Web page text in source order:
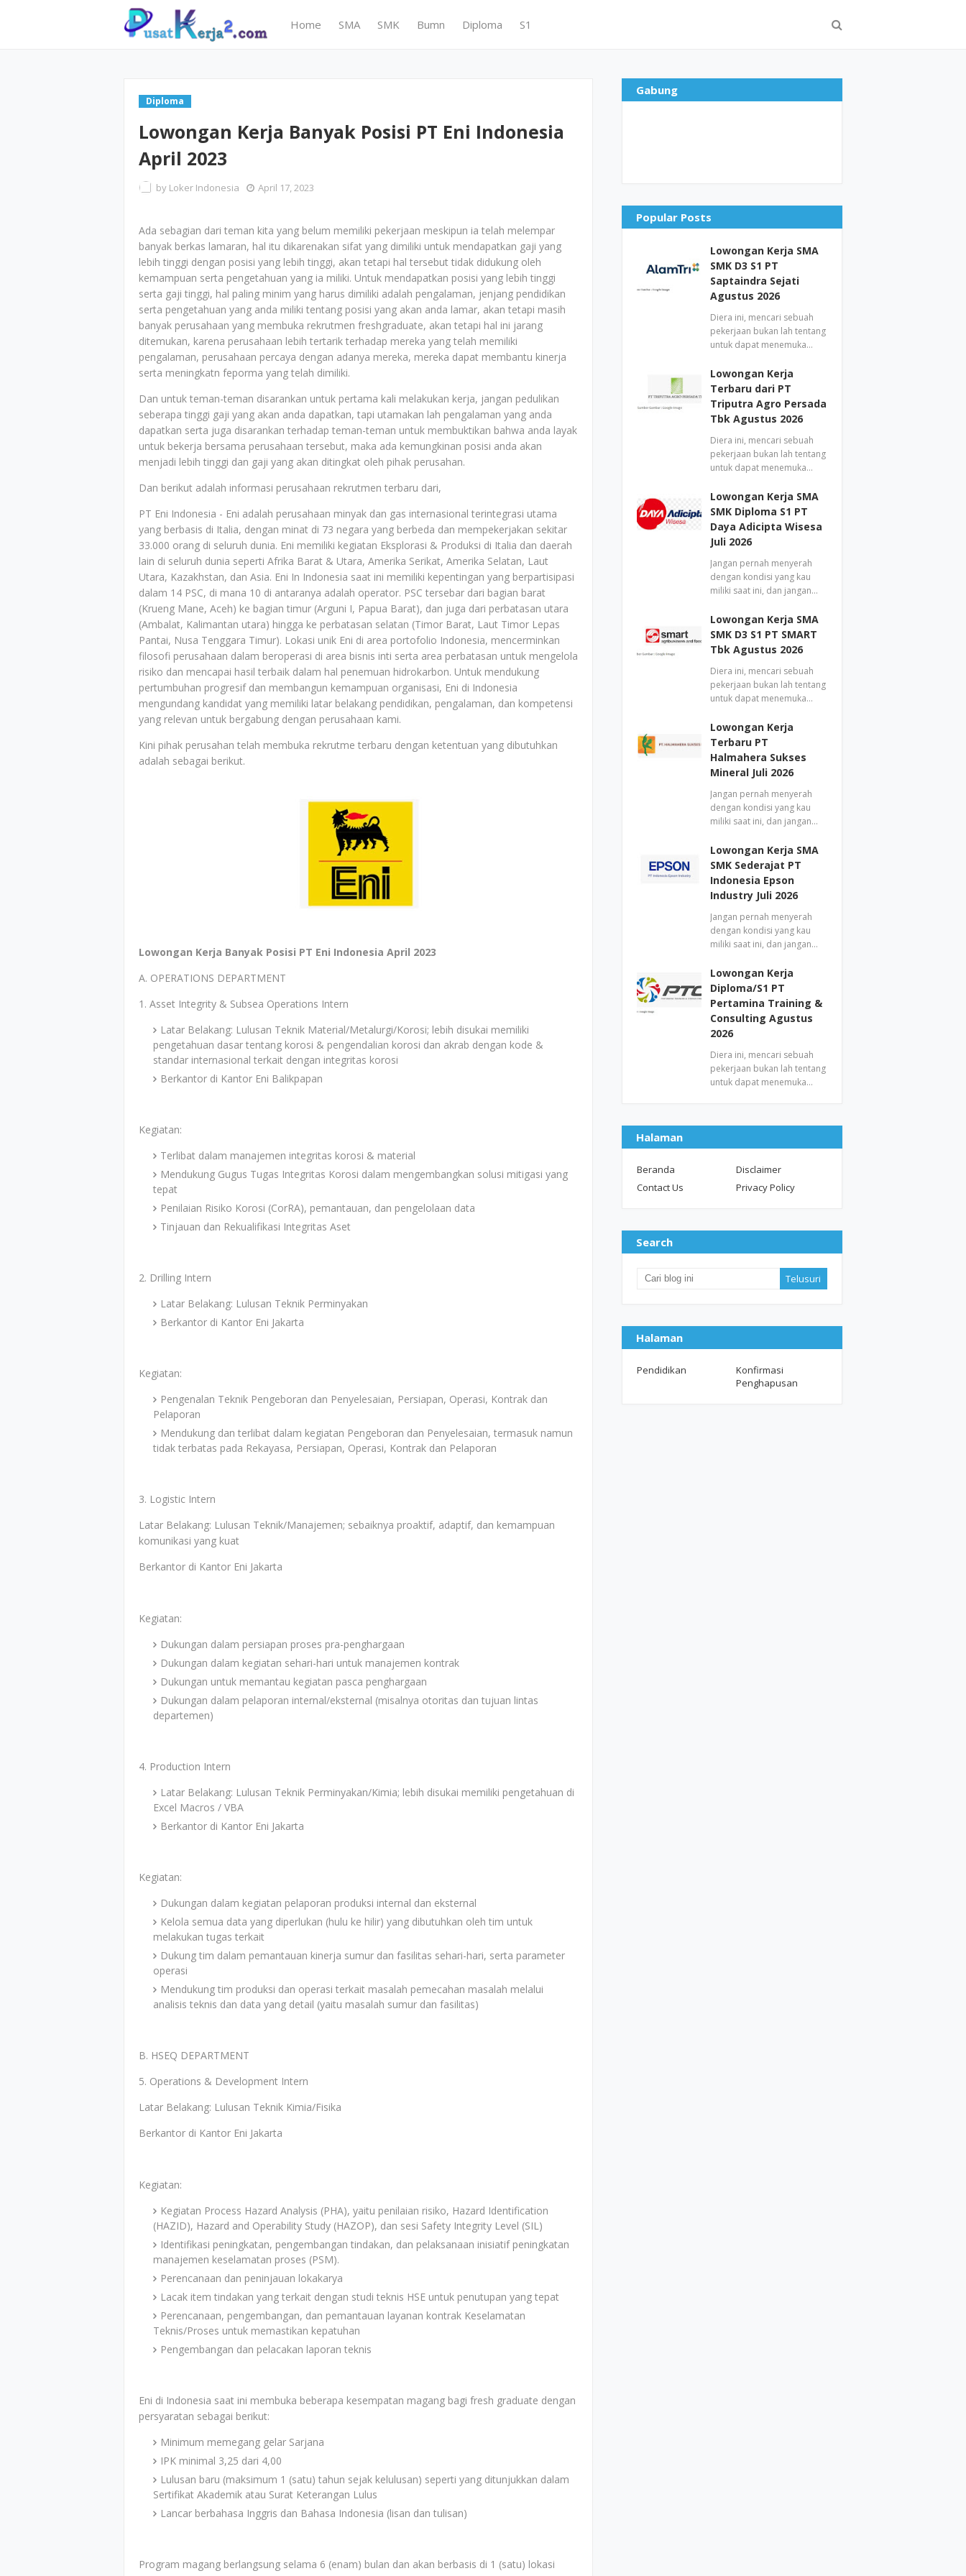
Home SMA SMK Bumn Diploma S1
Diploma
Lowongan Kerja Banyak Posisi PT Eni Indonesia
April 2023
by Loker Indonesia April 17, 2023
Ada sebagian dari teman kita yang belum memiliki pekerjaan meskipun ia telah melempar
banyak berkas lamaran, hal itu dikarenakan sifat yang dimiliki untuk mendapatkan gaji yang
lebih tinggi dengan posisi yang lebih tinggi, akan tetapi hal tersebut tidak didukung oleh
kemampuan serta pengetahuan yang ia miliki. Untuk mendapatkan posisi yang lebih tinggi
serta gaji tinggi, hal paling minim yang harus dimiliki adalah pengalaman, jenjang pendidikan
serta pengetahuan yang anda miliki tentang posisi yang akan anda lamar, akan tetapi masih
banyak perusahaan yang membuka rekrutmen freshgraduate, akan tetapi hal ini jarang
ditemukan, karena perusahaan lebih tertarik terhadap mereka yang telah memiliki
pengalaman, perusahaan percaya dengan adanya mereka, mereka dapat membantu kinerja
serta meningkatn feporma yang telah dimiliki.
Dan untuk teman-teman disarankan untuk pertama kali melakukan kerja, jangan pedulikan
seberapa tinggi gaji yang akan anda dapatkan, tapi utamakan lah pengalaman yang anda
dapatkan serta juga disarankan terhadap teman-teman untuk membuktikan bahwa anda layak
untuk bekerja bersama perusahaan tersebut, maka ada kemungkinan posisi anda akan
menjadi lebih tinggi dan gaji yang akan ditingkat oleh pihak perusahan.
Dan berikut adalah informasi perusahaan rekrutmen terbaru dari,
PT Eni Indonesia - Eni adalah perusahaan minyak dan gas internasional terintegrasi utama
yang berbasis di Italia, dengan minat di 73 negara yang berbeda dan mempekerjakan sekitar
33.000 orang di seluruh dunia. Eni memiliki kegiatan Eksplorasi & Produksi di Italia dan daerah
lain di seluruh dunia seperti Afrika Barat & Utara, Amerika Serikat, Amerika Selatan, Laut
Utara, Kazakhstan, dan Asia. Eni In Indonesia saat ini memiliki kepentingan yang berpartisipasi
dalam 14 PSC, di mana 10 di antaranya adalah operator. PSC tersebar dari bagian barat
(Krueng Mane, Aceh) ke bagian timur (Arguni I, Papua Barat), dan juga dari perbatasan utara
(Ambalat, Kalimantan utara) hingga ke perbatasan selatan (Timor Barat, Laut Timor Lepas
Pantai, Nusa Tenggara Timur). Lokasi unik Eni di area portofolio Indonesia, mencerminkan
filosofi perusahaan dalam beroperasi di area bisnis inti serta area perbatasan untuk mengelola
risiko dan mencapai hasil terbaik dalam hal penemuan hidrokarbon. Untuk mendukung
pertumbuhan progresif dan membangun kemampuan organisasi, Eni di Indonesia
mengundang kandidat yang memiliki latar belakang pendidikan, pengalaman, dan kompetensi
yang relevan untuk bergabung dengan perusahaan kami.
Kini pihak perusahan telah membuka rekrutme terbaru dengan ketentuan yang dibutuhkan
adalah sebagai berikut.
Lowongan Kerja Banyak Posisi PT Eni Indonesia April 2023
A. OPERATIONS DEPARTMENT
1. Asset Integrity & Subsea Operations Intern
Latar Belakang: Lulusan Teknik Material/Metalurgi/Korosi; lebih disukai memiliki
pengetahuan dasar tentang korosi & pengendalian korosi dan akrab dengan kode &
standar internasional terkait dengan integritas korosi
Berkantor di Kantor Eni Balikpapan
Kegiatan:
Terlibat dalam manajemen integritas korosi & material
Mendukung Gugus Tugas Integritas Korosi dalam mengembangkan solusi mitigasi yang
tepat
Penilaian Risiko Korosi (CorRA), pemantauan, dan pengelolaan data
Tinjauan dan Rekualifikasi Integritas Aset
2. Drilling Intern
Latar Belakang: Lulusan Teknik Perminyakan
Berkantor di Kantor Eni Jakarta
Kegiatan:
Pengenalan Teknik Pengeboran dan Penyelesaian, Persiapan, Operasi, Kontrak dan
Pelaporan
Mendukung dan terlibat dalam kegiatan Pengeboran dan Penyelesaian, termasuk namun
tidak terbatas pada Rekayasa, Persiapan, Operasi, Kontrak dan Pelaporan
3. Logistic Intern
Latar Belakang: Lulusan Teknik/Manajemen; sebaiknya proaktif, adaptif, dan kemampuan
komunikasi yang kuat
Berkantor di Kantor Eni Jakarta
Kegiatan:
Dukungan dalam persiapan proses pra-penghargaan
Dukungan dalam kegiatan sehari-hari untuk manajemen kontrak
Dukungan untuk memantau kegiatan pasca penghargaan
Dukungan dalam pelaporan internal/eksternal (misalnya otoritas dan tujuan lintas
departemen)
4. Production Intern
Latar Belakang: Lulusan Teknik Perminyakan/Kimia; lebih disukai memiliki pengetahuan di
Excel Macros / VBA
Berkantor di Kantor Eni Jakarta
Kegiatan:
Dukungan dalam kegiatan pelaporan produksi internal dan eksternal
Kelola semua data yang diperlukan (hulu ke hilir) yang dibutuhkan oleh tim untuk
melakukan tugas terkait
Dukung tim dalam pemantauan kinerja sumur dan fasilitas sehari-hari, serta parameter
operasi
Mendukung tim produksi dan operasi terkait masalah pemecahan masalah melalui
analisis teknis dan data yang detail (yaitu masalah sumur dan fasilitas)
B. HSEQ DEPARTMENT
5. Operations & Development Intern
Latar Belakang: Lulusan Teknik Kimia/Fisika
Berkantor di Kantor Eni Jakarta
Kegiatan:
Kegiatan Process Hazard Analysis (PHA), yaitu penilaian risiko, Hazard Identification
(HAZID), Hazard and Operability Study (HAZOP), dan sesi Safety Integrity Level (SIL)
Identifikasi peningkatan, pengembangan tindakan, dan pelaksanaan inisiatif peningkatan
manajemen keselamatan proses (PSM).
Perencanaan dan peninjauan lokakarya
Lacak item tindakan yang terkait dengan studi teknis HSE untuk penutupan yang tepat
Perencanaan, pengembangan, dan pemantauan layanan kontrak Keselamatan
Teknis/Proses untuk memastikan kepatuhan
Pengembangan dan pelacakan laporan teknis
Eni di Indonesia saat ini membuka beberapa kesempatan magang bagi fresh graduate dengan
persyaratan sebagai berikut:
Minimum memegang gelar Sarjana
IPK minimal 3,25 dari 4,00
Lulusan baru (maksimum 1 (satu) tahun sejak kelulusan) seperti yang ditunjukkan dalam
Sertifikat Akademik atau Surat Keterangan Lulus
Lancar berbahasa Inggris dan Bahasa Indonesia (lisan dan tulisan)
Program magang berlangsung selama 6 (enam) bulan dan akan berbasis di 1 (satu) lokasi
Gabung
Popular Posts
Lowongan Kerja SMA
SMK D3 S1 PT
Saptaindra Sejati
Agustus 2026
Diera ini, mencari sebuah
pekerjaan bukan lah tentang
untuk dapat menemuka…
Lowongan Kerja
Terbaru dari PT
Triputra Agro Persada
Tbk Agustus 2026
Diera ini, mencari sebuah
pekerjaan bukan lah tentang
untuk dapat menemuka…
Lowongan Kerja SMA
SMK Diploma S1 PT
Daya Adicipta Wisesa
Juli 2026
Jangan pernah menyerah
dengan kondisi yang kau
miliki saat ini, dan jangan…
Lowongan Kerja SMA
SMK D3 S1 PT SMART
Tbk Agustus 2026
Diera ini, mencari sebuah
pekerjaan bukan lah tentang
untuk dapat menemuka…
Lowongan Kerja
Terbaru PT
Halmahera Sukses
Mineral Juli 2026
Jangan pernah menyerah
dengan kondisi yang kau
miliki saat ini, dan jangan…
Lowongan Kerja SMA
SMK Sederajat PT
Indonesia Epson
Industry Juli 2026
Jangan pernah menyerah
dengan kondisi yang kau
miliki saat ini, dan jangan…
Lowongan Kerja
Diploma/S1 PT
Pertamina Training &
Consulting Agustus
2026
Diera ini, mencari sebuah
pekerjaan bukan lah tentang
untuk dapat menemuka…
Halaman
Beranda
Disclaimer
Contact Us
Privacy Policy
Search
Halaman
Pendidikan
Konfirmasi
Penghapusan